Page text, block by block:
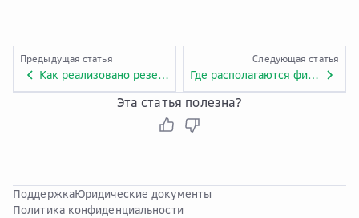
Предыдущая статья
Как реализовано резервное копирование?
Следующая статья
Где располагаются физические мощности ЦОД?
Эта статья полезна?
ПоддержкаЮридические документы
Политика конфиденциальности